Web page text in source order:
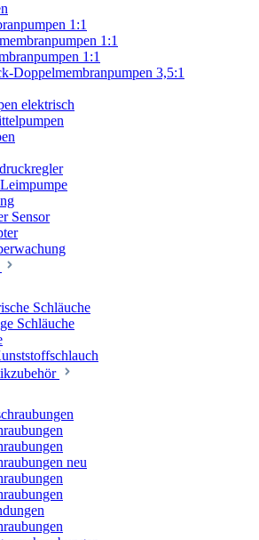
1:1
1:1
1:1
Doppelmembranpumpen 3,5:1
elektrisch
Sensor
Schläuche
Schläuche
neu